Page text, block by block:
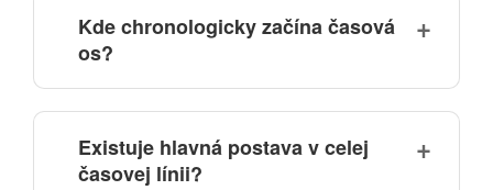
Kde chronologicky začína časová
os?
Existuje hlavná postava v celej
časovej línii?